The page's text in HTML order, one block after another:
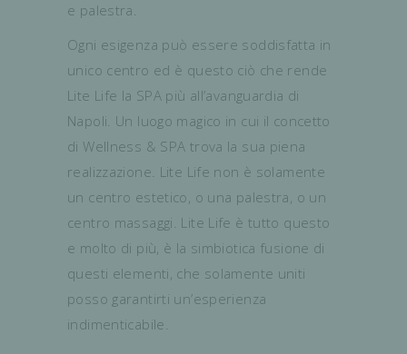
e palestra.
Ogni esigenza può essere soddisfatta in
unico centro ed è questo ciò che rende
Lite Life la SPA più all’avanguardia di
Napoli. Un luogo magico in cui il concetto
di Wellness & SPA trova la sua piena
realizzazione. Lite Life non è solamente
un centro estetico, o una palestra, o un
centro massaggi. Lite Life è tutto questo
e molto di più, è la simbiotica fusione di
questi elementi, che solamente uniti
posso garantirti un’esperienza
indimenticabile.